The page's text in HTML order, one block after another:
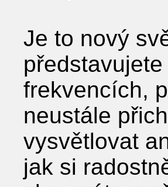
Je to nový
frekvencích,
neustále
vysvětlovat
jak si